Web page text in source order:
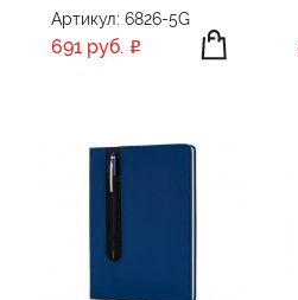
Артикул: 6826-5G
691 руб.